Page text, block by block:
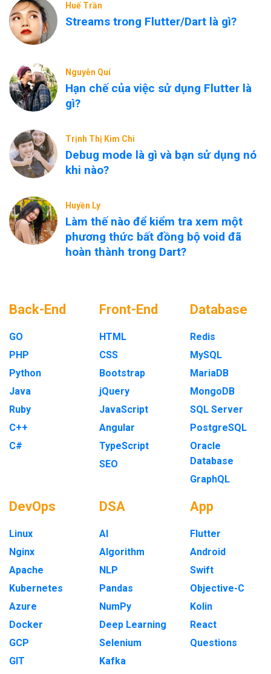
Huế Trần
Streams trong Flutter/Dart là gì?
Nguyễn Quí
Hạn chế của việc sử dụng Flutter là
gì?
Trịnh Thị Kim Chi
Debug mode là gì và bạn sử dụng nó
khi nào?
Huyền Ly
Làm thế nào để kiểm tra xem một
phương thức bất đồng bộ void đã
hoàn thành trong Dart?
Back-End
GO
PHP
Python
Java
Ruby
C++
C#
Front-End
HTML
CSS
Bootstrap
jQuery
JavaScript
Angular
TypeScript
SEO
Database
Redis
MySQL
MariaDB
MongoDB
SQL Server
PostgreSQL
Oracle
Database
GraphQL
DevOps
Linux
Nginx
Apache
Kubernetes
Azure
Docker
GCP
GIT
DSA
AI
Algorithm
NLP
Pandas
NumPy
Deep Learning
Selenium
Kafka
App
Flutter
Android
Swift
Objective-C
Kolin
React
Questions